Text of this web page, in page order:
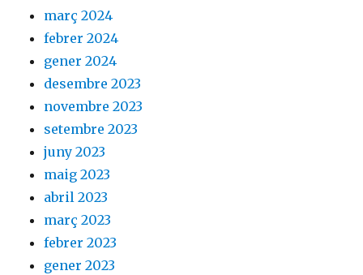
març 2024
febrer 2024
gener 2024
desembre 2023
novembre 2023
setembre 2023
juny 2023
maig 2023
abril 2023
març 2023
febrer 2023
gener 2023